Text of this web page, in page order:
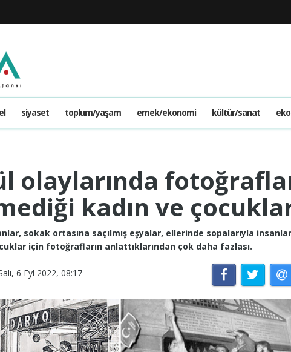
siyaset toplum/yaşam emek/ekonomi kültür/sanat
olaylarında
kadın ve
sokak ortasına saçılmış eşyalar, ellerinde sopalarıyla
için fotoğrafların anlattıklarından çok daha fazlası.
6 Eyl 2022, 08:17